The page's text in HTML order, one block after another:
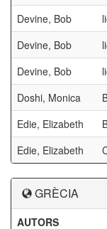
Devine, Bob
Devine, Bob
Devine, Bob
Doshi, Monica
Edie, Elizabeth
Edie, Elizabeth
GRÈCIA
AUTORS